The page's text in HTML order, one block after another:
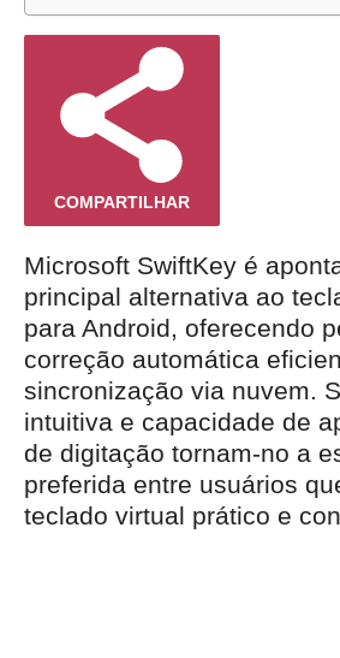
COMPARTILHAR
Microsoft SwiftKey é
principal alternativa ao
para Android, oferecendo
correção automática
sincronização via nuvem.
intuitiva e capacidade de
de digitação tornam-no a
preferida entre usuários
teclado virtual prático e